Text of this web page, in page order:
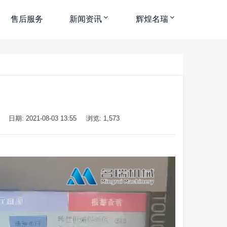
售后服务 新闻资讯 辉煌名瑞
日期: 2021-08-03 13:55 浏览: 1,573